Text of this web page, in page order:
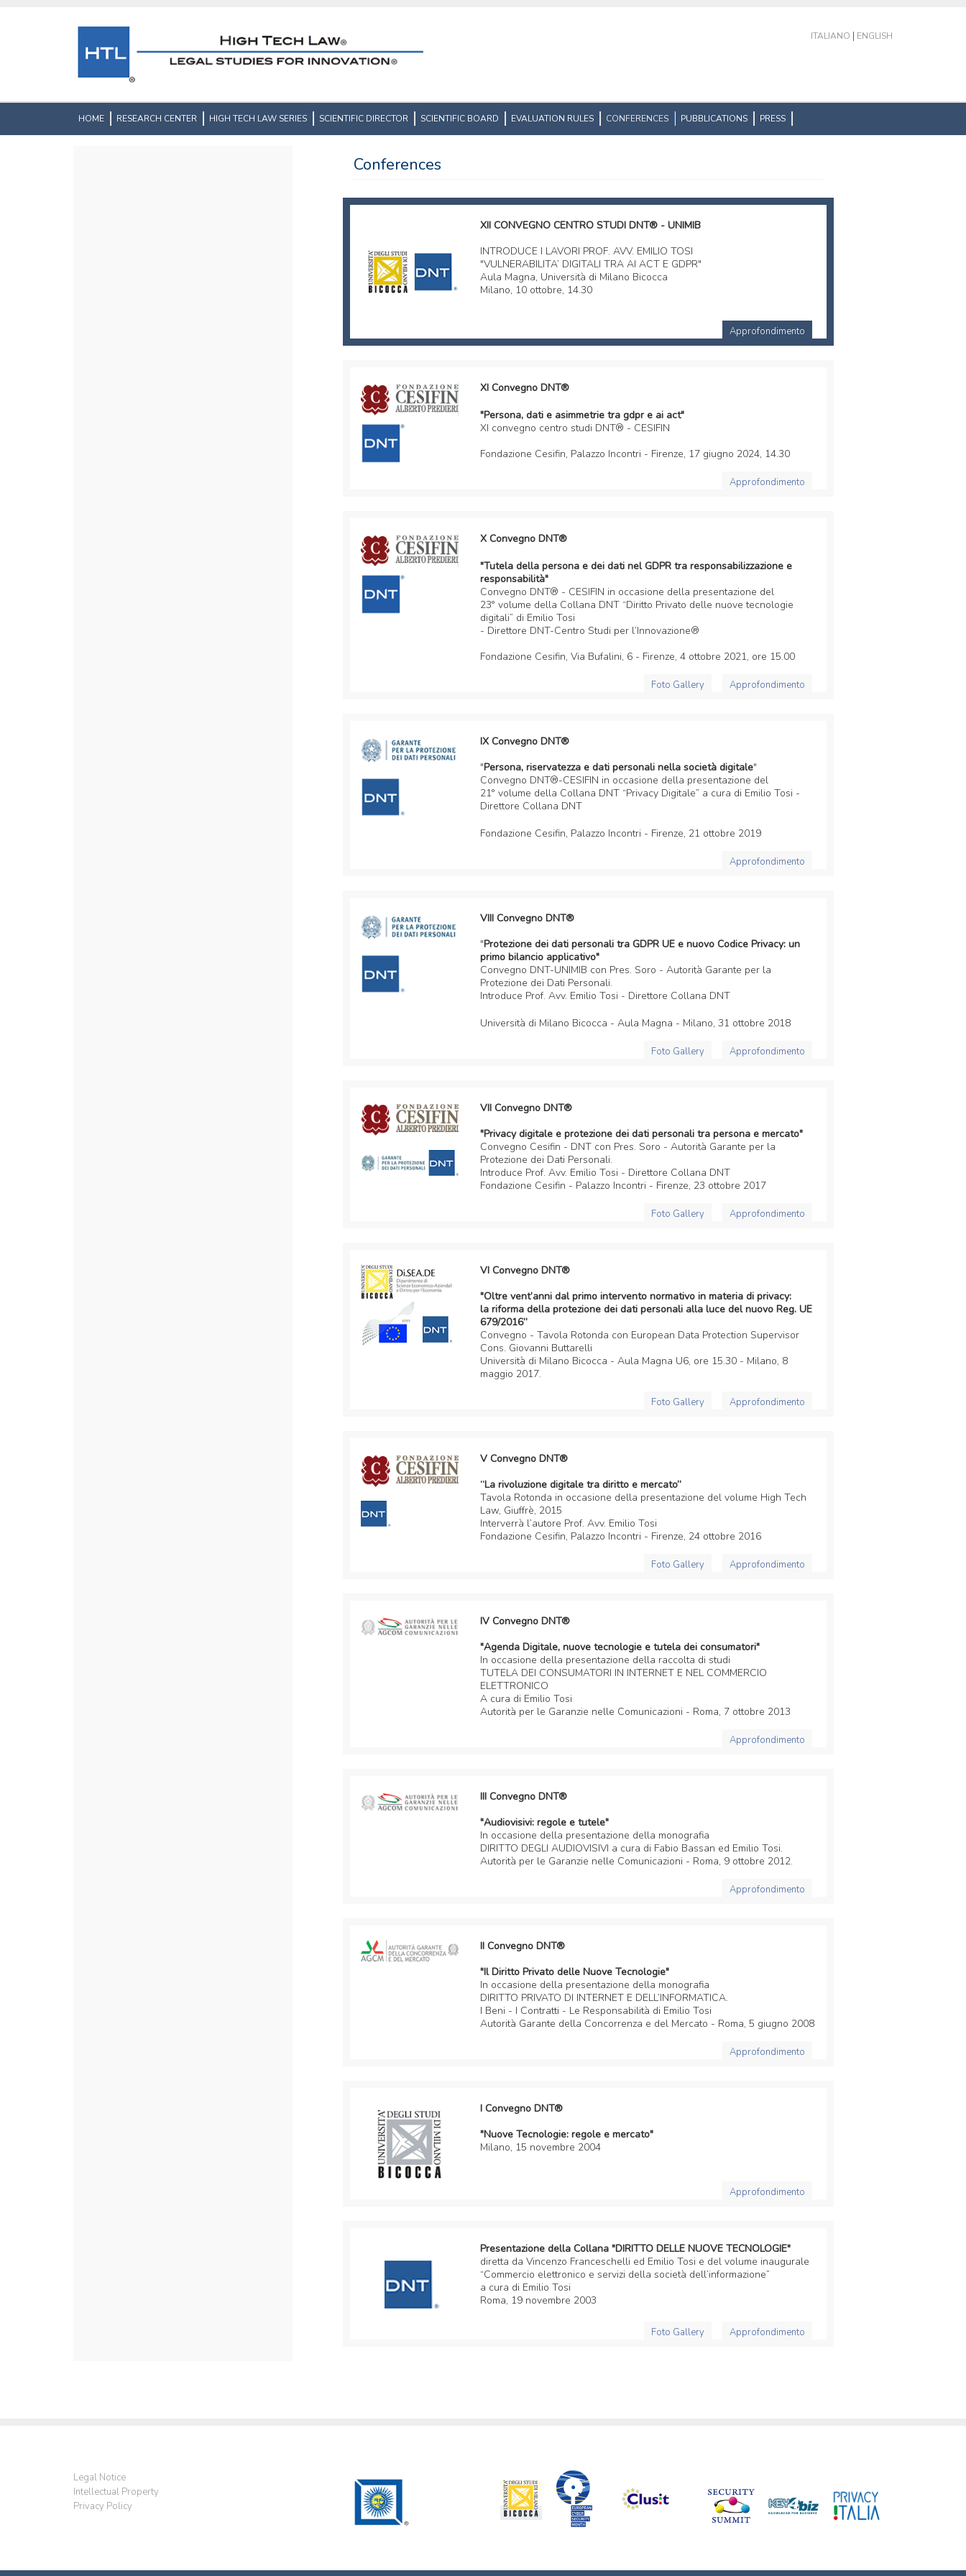
ITALIANO | ENGLISH
HOME RESEARCH CENTER HIGH TECH LAW SERIES SCIENTIFIC DIRECTOR SCIENTIFIC BOARD EVALUATION RULES CONFERENCES PUBBLICATIONS PRESS
Conferences
XII CONVEGNO CENTRO STUDI DNT® - UNIMIB
INTRODUCE I LAVORI PROF. AVV. EMILIO TOSI
"VULNERABILITA’ DIGITALI TRA AI ACT E GDPR"
Aula Magna, Università di Milano Bicocca
Milano, 10 ottobre, 14.30
Approfondimento
XI Convegno DNT®
"Persona, dati e asimmetrie tra gdpr e ai act"
XI convegno centro studi DNT® - CESIFIN
Fondazione Cesifin, Palazzo Incontri - Firenze, 17 giugno 2024, 14.30
Approfondimento
X Convegno DNT®
"Tutela della persona e dei dati nel GDPR tra responsabilizzazione e
responsabilità"
Convegno DNT® - CESIFIN in occasione della presentazione del
23° volume della Collana DNT “Diritto Privato delle nuove tecnologie
digitali” di Emilio Tosi
- Direttore DNT-Centro Studi per l’Innovazione®
Fondazione Cesifin, Via Bufalini, 6 - Firenze, 4 ottobre 2021, ore 15.00
Foto Gallery Approfondimento
IX Convegno DNT®
"Persona, riservatezza e dati personali nella società digitale"
Convegno DNT®-CESIFIN in occasione della presentazione del
21° volume della Collana DNT “Privacy Digitale” a cura di Emilio Tosi -
Direttore Collana DNT
Fondazione Cesifin, Palazzo Incontri - Firenze, 21 ottobre 2019
Approfondimento
VIII Convegno DNT®
"Protezione dei dati personali tra GDPR UE e nuovo Codice Privacy: un
primo bilancio applicativo"
Convegno DNT-UNIMIB con Pres. Soro - Autorità Garante per la
Protezione dei Dati Personali.
Introduce Prof. Avv. Emilio Tosi - Direttore Collana DNT
Università di Milano Bicocca - Aula Magna - Milano, 31 ottobre 2018
Foto Gallery Approfondimento
VII Convegno DNT®
"Privacy digitale e protezione dei dati personali tra persona e mercato"
Convegno Cesifin - DNT con Pres. Soro - Autorità Garante per la
Protezione dei Dati Personali.
Introduce Prof. Avv. Emilio Tosi - Direttore Collana DNT
Fondazione Cesifin - Palazzo Incontri - Firenze, 23 ottobre 2017
Foto Gallery Approfondimento
VI Convegno DNT®
"Oltre vent’anni dal primo intervento normativo in materia di privacy:
la riforma della protezione dei dati personali alla luce del nuovo Reg. UE
679/2016”
Convegno - Tavola Rotonda con European Data Protection Supervisor
Cons. Giovanni Buttarelli
Università di Milano Bicocca - Aula Magna U6, ore 15.30 - Milano, 8
maggio 2017.
Foto Gallery Approfondimento
V Convegno DNT®
“La rivoluzione digitale tra diritto e mercato”
Tavola Rotonda in occasione della presentazione del volume High Tech
Law, Giuffrè, 2015
Interverrà l’autore Prof. Avv. Emilio Tosi
Fondazione Cesifin, Palazzo Incontri - Firenze, 24 ottobre 2016
Foto Gallery Approfondimento
IV Convegno DNT®
"Agenda Digitale, nuove tecnologie e tutela dei consumatori"
In occasione della presentazione della raccolta di studi
TUTELA DEI CONSUMATORI IN INTERNET E NEL COMMERCIO
ELETTRONICO
A cura di Emilio Tosi
Autorità per le Garanzie nelle Comunicazioni - Roma, 7 ottobre 2013
Approfondimento
III Convegno DNT®
"Audiovisivi: regole e tutele"
In occasione della presentazione della monografia
DIRITTO DEGLI AUDIOVISIVI a cura di Fabio Bassan ed Emilio Tosi.
Autorità per le Garanzie nelle Comunicazioni - Roma, 9 ottobre 2012.
Approfondimento
II Convegno DNT®
"Il Diritto Privato delle Nuove Tecnologie"
In occasione della presentazione della monografia
DIRITTO PRIVATO DI INTERNET E DELL’INFORMATICA.
I Beni - I Contratti - Le Responsabilità di Emilio Tosi
Autorità Garante della Concorrenza e del Mercato - Roma, 5 giugno 2008
Approfondimento
I Convegno DNT®
"Nuove Tecnologie: regole e mercato"
Milano, 15 novembre 2004
Approfondimento
Presentazione della Collana "DIRITTO DELLE NUOVE TECNOLOGIE"
diretta da Vincenzo Franceschelli ed Emilio Tosi e del volume inaugurale
“Commercio elettronico e servizi della società dell’informazione”
a cura di Emilio Tosi
Roma, 19 novembre 2003
Foto Gallery Approfondimento
Legal Notice
Intellectual Property
Privacy Policy